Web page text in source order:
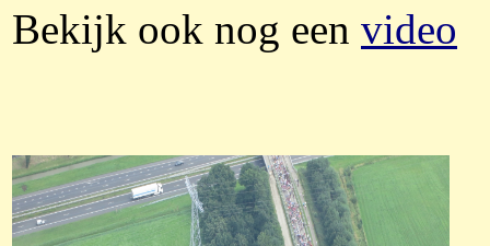
Bekijk ook nog een video